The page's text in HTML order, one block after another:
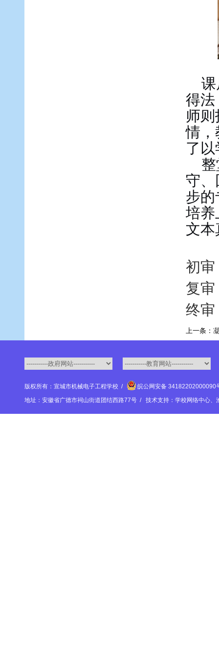
得法
师
情，
了
守、
步的
培养
文本
初审
复审
终审
上一条：
版权所有：宣城市机械电子工程学校 /
皖公网安备 34182202000090
地址：安徽省广德市祠山街道团结西路77号 / 技术支持：学校网络中心、